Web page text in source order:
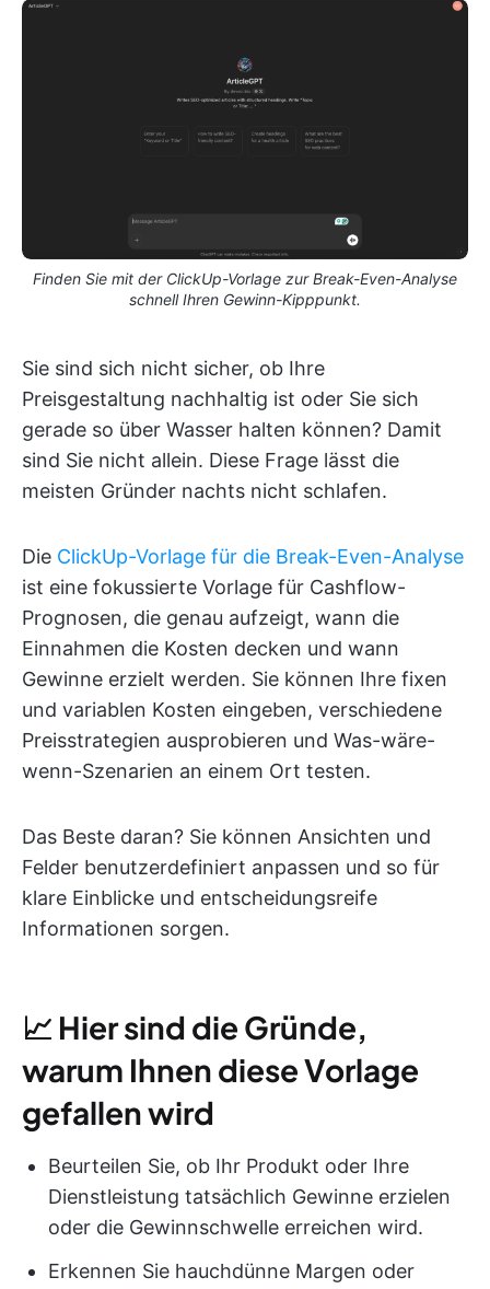
Finden Sie mit der ClickUp-Vorlage zur Break-Even-Analyse
schnell Ihren Gewinn-Kipppunkt.
Sie sind sich nicht sicher, ob Ihre
Preisgestaltung nachhaltig ist oder Sie sich
gerade so über Wasser halten können? Damit
sind Sie nicht allein. Diese Frage lässt die
meisten Gründer nachts nicht schlafen.
Die ClickUp-Vorlage für die Break-Even-Analyse
ist eine fokussierte Vorlage für Cashflow-
Prognosen, die genau aufzeigt, wann die
Einnahmen die Kosten decken und wann
Gewinne erzielt werden. Sie können Ihre fixen
und variablen Kosten eingeben, verschiedene
Preisstrategien ausprobieren und Was-wäre-
wenn-Szenarien an einem Ort testen.
Das Beste daran? Sie können Ansichten und
Felder benutzerdefiniert anpassen und so für
klare Einblicke und entscheidungsreife
Informationen sorgen.
📈 Hier sind die Gründe,
warum Ihnen diese Vorlage
gefallen wird
Beurteilen Sie, ob Ihr Produkt oder Ihre
Dienstleistung tatsächlich Gewinne erzielen
oder die Gewinnschwelle erreichen wird.
Erkennen Sie hauchdünne Margen oder